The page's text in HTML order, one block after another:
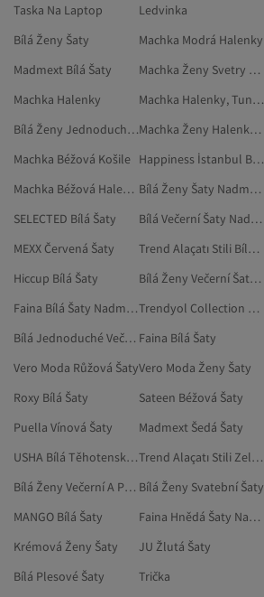
Taska Na Laptop
Ledvinka
Bílá Ženy Šaty
Machka Modrá Halenky
Madmext Bílá Šaty
Machka Ženy Svetry A Propínací Svetry
Machka Halenky
Machka Halenky, Tuniky A Korzety
Bílá Ženy Jednoduché Šaty
Machka Ženy Halenky, Tuniky A Korzety
Machka Béžová Košile
Happiness İstanbul Bílá Šaty
Machka Béžová Halenky, Tuniky A Korzety
Bílá Ženy Šaty Nadměrné Velikosti
SELECTED Bílá Šaty
Bílá Večerní Šaty Nadměrné Velikosti
MEXX Červená Šaty
Trend Alaçatı Stili Bílá Jednoduché Šaty
Hiccup Bílá Šaty
Bílá Ženy Večerní Šaty Nadměrné Velikosti
Faina Bílá Šaty Nadměrné Velikosti
Trendyol Collection Bílá Šaty
Bílá Jednoduché Večerní Šaty Faina Bílá Šaty
Vero Moda Růžová ŠatyVero Moda Ženy Šaty
Roxy Bílá Šaty
Sateen Béžová Šaty
Puella Vínová Šaty
Madmext Šedá Šaty
USHA Bílá Těhotenské Šaty
Trend Alaçatı Stili Zelená Šaty
Bílá Ženy Večerní A Plesové Šaty Bílá Ženy Svatební Šaty
MANGO Bílá Šaty
Faina Hnědá Šaty Nadměrné Velikosti
Krémová Ženy Šaty
JU Žlutá Šaty
Bílá Plesové Šaty
Trička